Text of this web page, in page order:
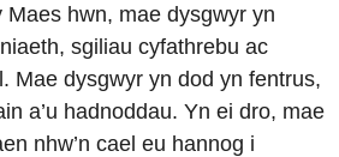
Maes hwn, mae dysgwyr yn
sgiliau cyfathrebu ac
Mae dysgwyr yn dod yn fentrus,
a’u hadnoddau. Yn ei dro, mae
nhw’n cael eu hannog i